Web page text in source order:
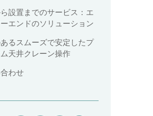
設置までのサービス：エ
エンドのソリューション
るスムーズで安定したプ
天井クレーン操作
わせ